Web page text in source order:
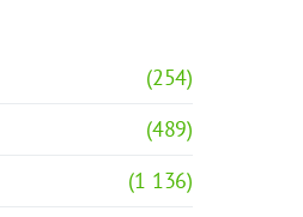
(254)
(489)
(1 136)